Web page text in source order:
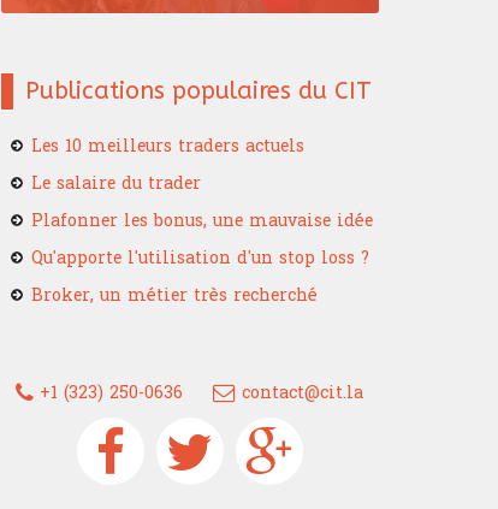
Publications populaires du CIT
Les 10 meilleurs traders actuels
Le salaire du trader
Plafonner les bonus, une mauvaise idée
Qu'apporte l'utilisation d'un stop loss ?
Broker, un métier très recherché
+1 (323) 250-0636 contact@cit.la